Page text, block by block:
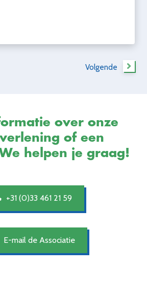
Volgende
over onze
of een
helpen je graag!
+31 (0)33 461 21 59
E-mail de Associatie